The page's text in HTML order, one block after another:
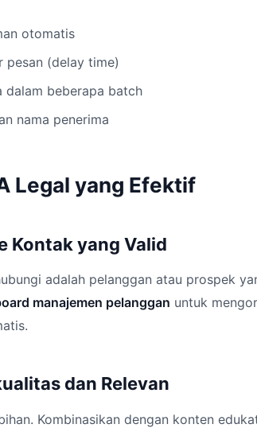
otomatis
pesan (delay time)
dalam beberapa batch
nama penerima
Legal yang Efektif
Kontak yang Valid
adalah pelanggan atau prospek
manajemen pelanggan untuk
dan Relevan
Kombinasikan dengan konten